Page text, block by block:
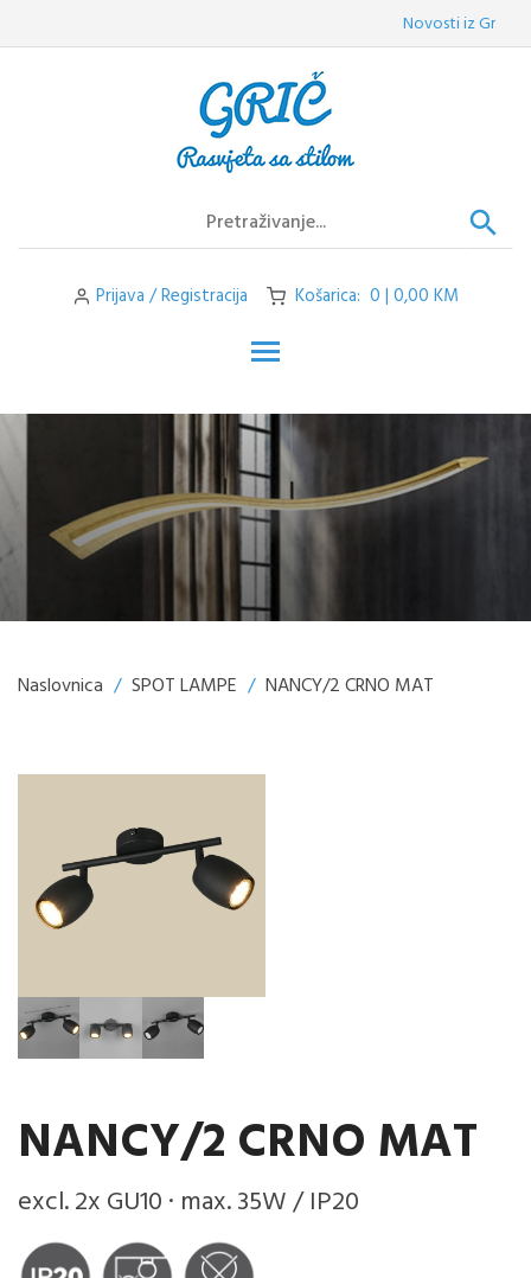
to
Novosti iz Griča:
Prijava / Registracija Košarica: 0 | 0,00 KM
Naslovnica / SPOT LAMPE / NANCY/2 CRNO MAT
NANCY/2 CRNO MAT
excl. 2x GU10 · max. 35W / IP20